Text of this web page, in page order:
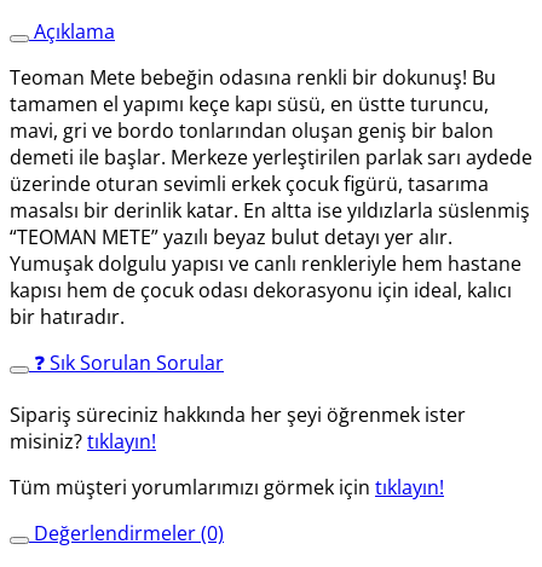
Açıklama
Teoman Mete bebeğin odasına renkli bir dokunuş! Bu
tamamen el yapımı keçe kapı süsü, en üstte turuncu,
mavi, gri ve bordo tonlarından oluşan geniş bir balon
demeti ile başlar. Merkeze yerleştirilen parlak sarı aydede
üzerinde oturan sevimli erkek çocuk figürü, tasarıma
masalsı bir derinlik katar. En altta ise yıldızlarla süslenmiş
“TEOMAN METE” yazılı beyaz bulut detayı yer alır.
Yumuşak dolgulu yapısı ve canlı renkleriyle hem hastane
kapısı hem de çocuk odası dekorasyonu için ideal, kalıcı
bir hatıradır.
❓ Sık Sorulan Sorular
Sipariş süreciniz hakkında her şeyi öğrenmek ister
misiniz?tıklayın!
Tüm müşteri yorumlarımızı görmek için tıklayın!
Değerlendirmeler (0)